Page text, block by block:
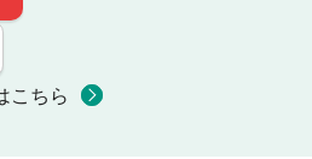
こちら